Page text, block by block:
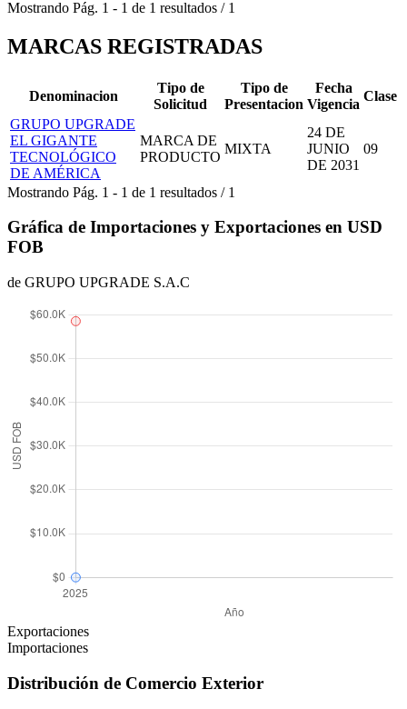
Mostrando Pág. 1 - 1 de 1 resultados / 1
MARCAS REGISTRADAS
Denominacion
Tipo de
Solicitud
Tipo de
Presentacion
Fecha
Vigencia
Clase
GRUPO UPGRADE
EL GIGANTE
TECNOLÓGICO
DE AMÉRICA
MARCA DE
PRODUCTO
MIXTA
24 DE
JUNIO
DE 2031
09
Mostrando Pág. 1 - 1 de 1 resultados / 1
Gráfica de Importaciones y Exportaciones en USD
FOB
de GRUPO UPGRADE S.A.C
Exportaciones
Importaciones
Distribución de Comercio Exterior